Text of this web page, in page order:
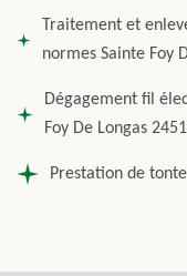
Traitement et
normes Sainte Foy
Dégagement fil
Foy De Longas
Prestation de